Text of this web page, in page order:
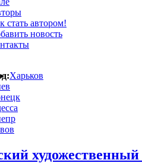
стать автором!
новость
Харьков
художественный